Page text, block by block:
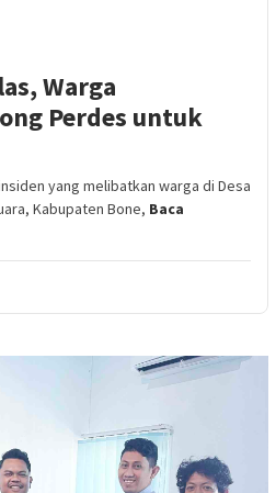
Warga
Perdes untuk
yang melibatkan warga di Desa
Kabupaten Bone, Baca